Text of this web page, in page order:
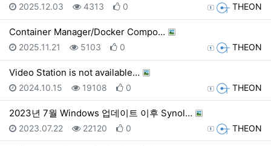
등록자 THEON
등록일
2025.12.03 조회
4313 추천
0
Container Manager/Docker Compo…
등록자 THEON
등록일
2025.11.21 조회
5103 추천
0
Video Station is not available…
등록자 THEON
등록일
2024.10.15 조회
19108 추천
0
2023년 7월 Windows 업데이트 이후 Synol…
등록자 THEON
등록일
2023.07.22 조회
22120 추천
0